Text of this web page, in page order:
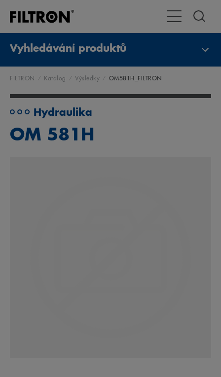
Přepnout
Vyhledávání produktů
FILTRON Katalog Výsledky OM581H_FILTRON
Hydraulika
OM 581H